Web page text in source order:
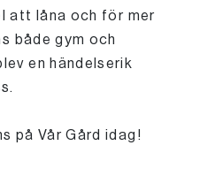
att låna och för mer
både gym och
en händelserik
på Vår Gård idag!